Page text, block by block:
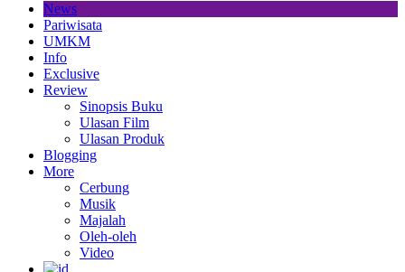
News
Pariwisata
UMKM
Info
Exclusive
Review
Sinopsis Buku
Ulasan Film
Ulasan Produk
Blogging
More
Cerbung
Musik
Majalah
Oleh-oleh
Video